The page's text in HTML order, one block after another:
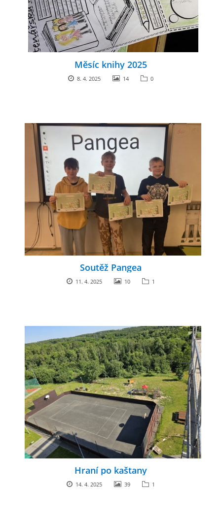
Měsíc knihy 2025
8. 4. 2025 14 0
Soutěž Pangea
11. 4. 2025 10 1
Hraní po kaštany
14. 4. 2025 39 1